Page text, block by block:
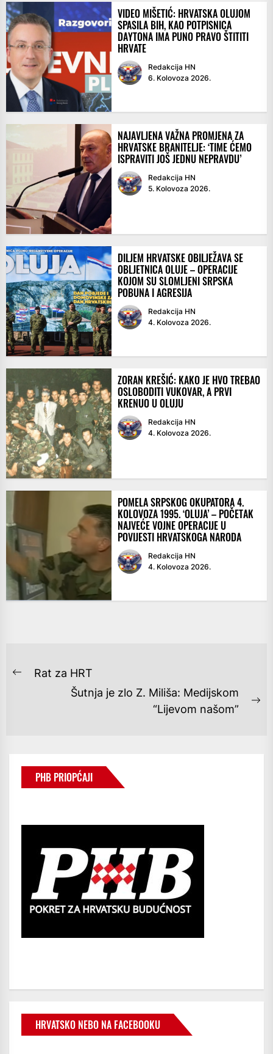
VIDEO MIŠETIĆ: HRVATSKA OLUJOM
SPASILA BIH, KAO POTPISNICA
DAYTONA IMA PUNO PRAVO ŠTITITI
HRVATE
Redakcija HN
6. Kolovoza 2026.
NAJAVLJENA VAŽNA PROMJENA ZA
HRVATSKE BRANITELJE: ‘TIME ĆEMO
ISPRAVITI JOŠ JEDNU NEPRAVDU’
Redakcija HN
5. Kolovoza 2026.
DILJEM HRVATSKE OBILJEŽAVA SE
OBLJETNICA OLUJE – OPERACIJE
KOJOM SU SLOMLJENI SRPSKA
POBUNA I AGRESIJA
Redakcija HN
4. Kolovoza 2026.
ZORAN KREŠIĆ: KAKO JE HVO TREBAO
OSLOBODITI VUKOVAR, A PRVI
KRENUO U OLUJU
Redakcija HN
4. Kolovoza 2026.
POMELA SRPSKOG OKUPATORA 4.
KOLOVOZA 1995. ‘OLUJA’ – POČETAK
NAJVEĆE VOJNE OPERACIJE U
POVIJESTI HRVATSKOGA NARODA
Redakcija HN
4. Kolovoza 2026.
NAVIGACIJA
Previous
Rat za HRT
Šutnja je zlo Z. Miliša: Medijskom
“Lijevom našom”
PHB PRIOPĆAJI
HRVATSKO NEBO NA FACEBOOKU